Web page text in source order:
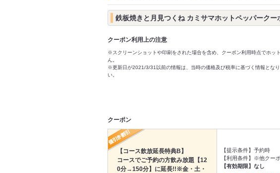
鉄板焼きと月見つくね カミサマホットペッパークー
クーポン利用上の注意
※スクリーンショットや印刷をされた場合を含め、クーポン利用時点でホッ
ん。
※更新日が2021/3/31以前の情報は、当時の価格及び税率に基づく情報とな
い。
クーポン
【コース飲放延長特典B】
コースでご予約の方飲み放題【12
0分→150分】に延長!!※金・土・
【提示条件】 予約時
【利用条件】
※他クー
【有効期限】 なし